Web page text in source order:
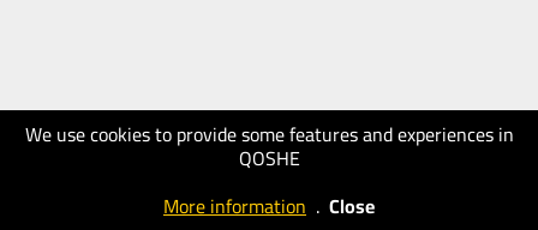
We use cookies to provide some features and experiences in
QOSHE
More information . Close